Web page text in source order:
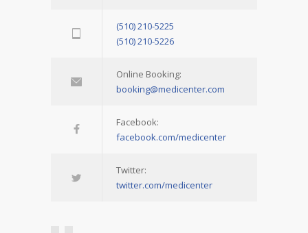
(510) 210-5225
(510) 210-5226
Online Booking:
booking@medicenter.com
Facebook:
facebook.com/medicenter
Twitter:
twitter.com/medicenter